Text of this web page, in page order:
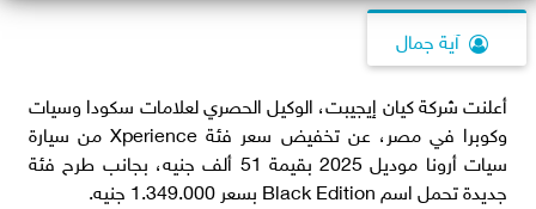
آية جمال
أعلنت شركة كيان إيجيبت، الوكيل الحصري لعلامات سكودا وسيات
وكوبرا في مصر، عن تخفيض سعر فئة Xperience من سيارة
سيات أرونا موديل 2025 بقيمة 51 ألف جنيه، بجانب طرح فئة
جديدة تحمل اسم Black Edition بسعر 1.349.000 جنيه.